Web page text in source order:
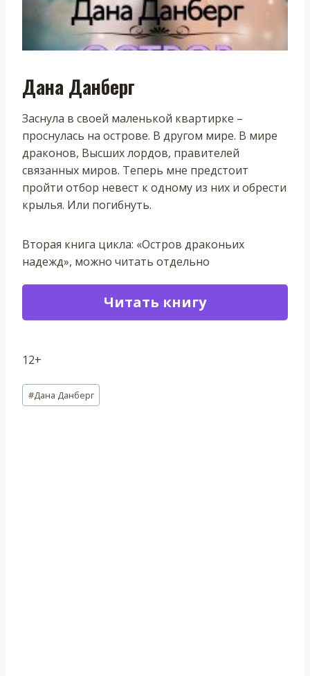
Дана Данберг
Заснула в своей маленькой квартирке –
проснулась на острове. В другом мире. В мире
драконов, Высших лордов, правителей
связанных миров. Теперь мне предстоит
пройти отбор невест к одному из них и обрести
крылья. Или погибнуть.
Вторая книга цикла: «Остров драконьих
надежд», можно читать отдельно
Читать книгу
12+
Метки
записи:
#Дана Данберг